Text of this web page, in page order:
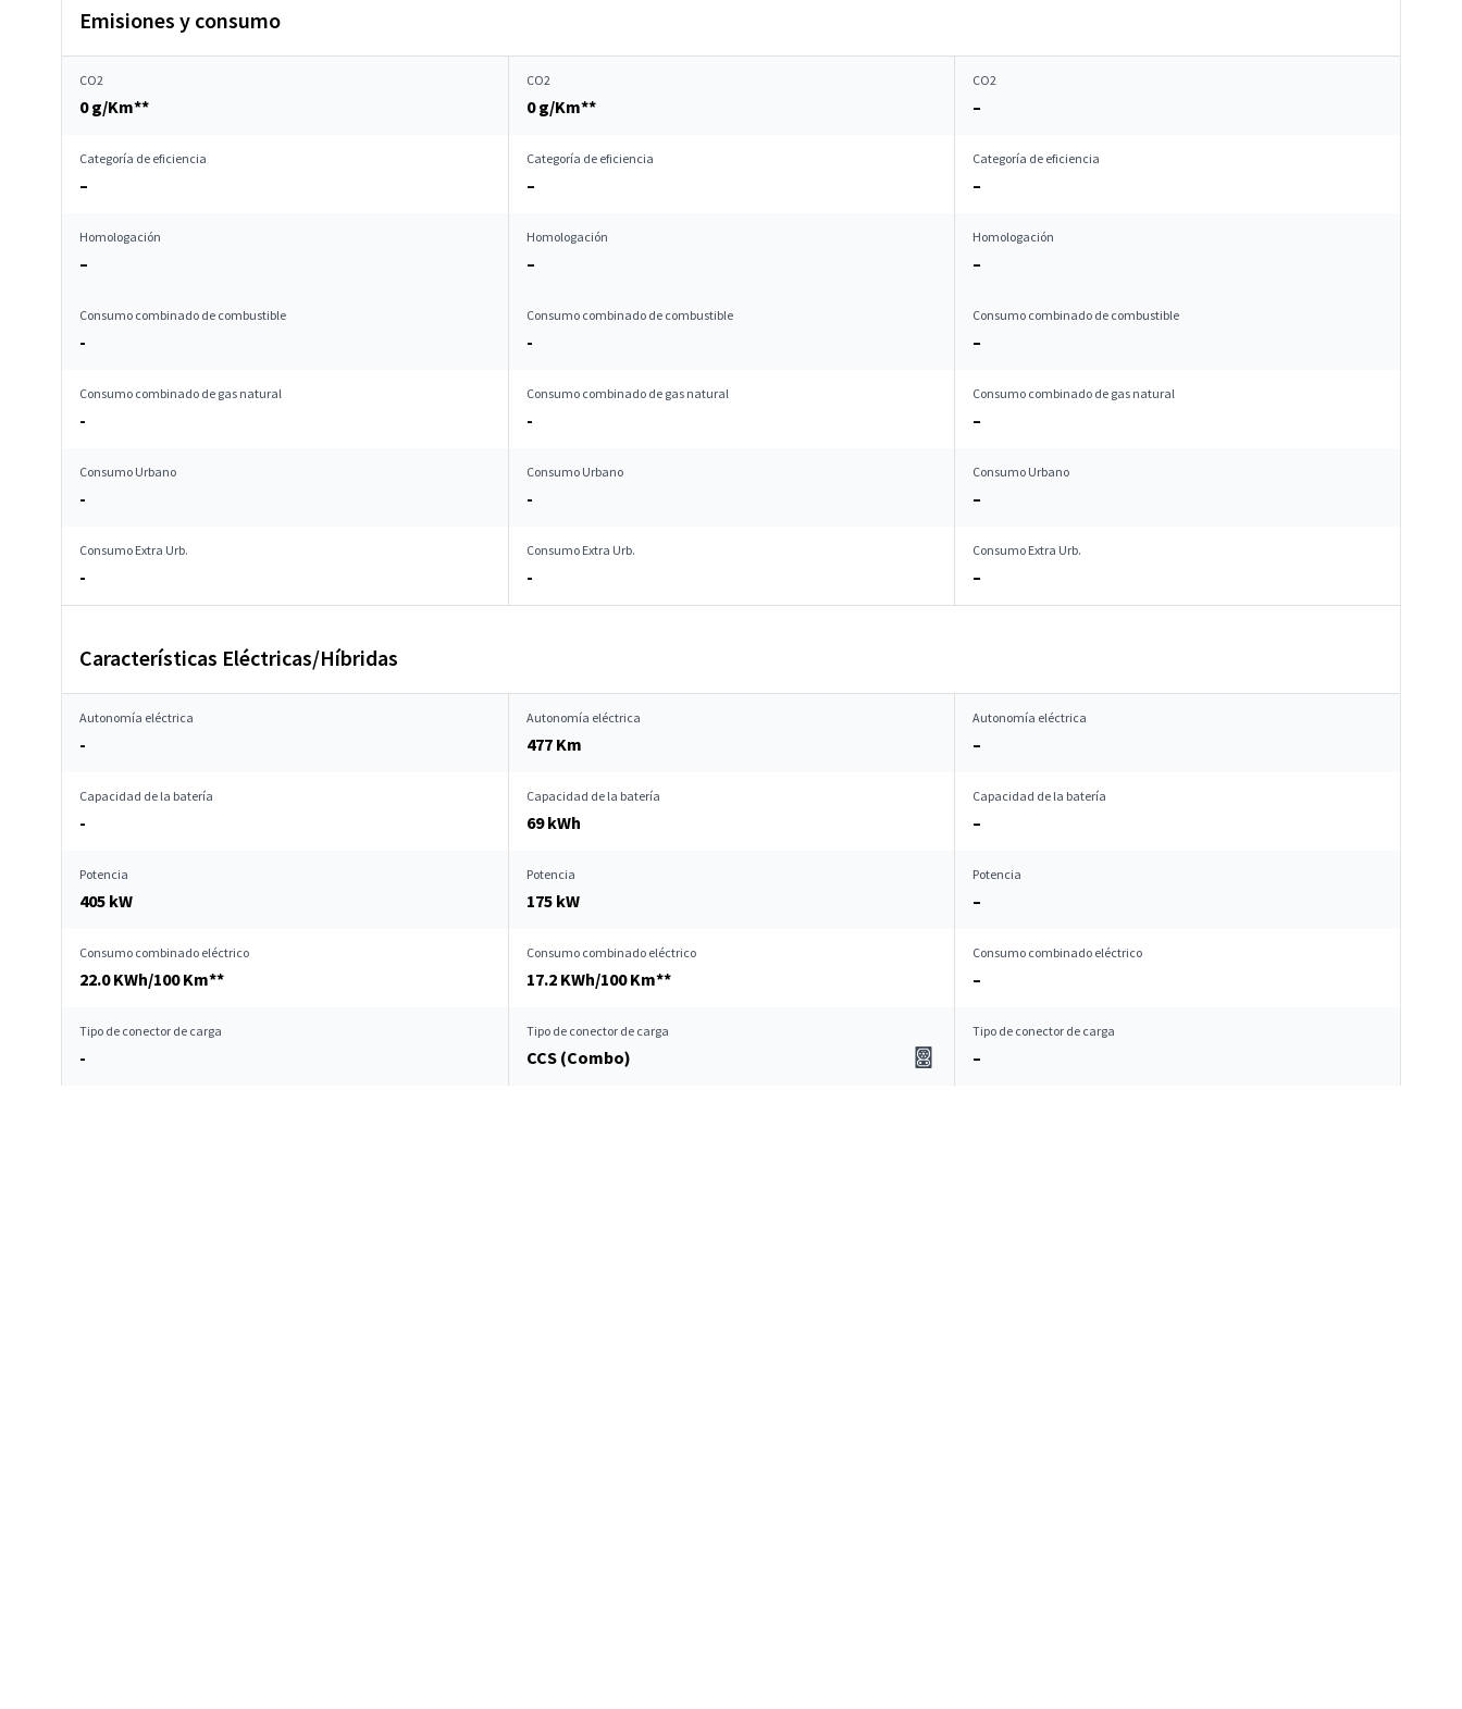
Emisiones y consumo
CO2
0 g/Km**
CO2
0 g/Km**
CO2
–
Categoría de eficiencia
–
Categoría de eficiencia
–
Categoría de eficiencia
–
Homologación
–
Homologación
–
Homologación
–
Consumo combinado de combustible
-
Consumo combinado de combustible
-
Consumo combinado de combustible
–
Consumo combinado de gas natural
-
Consumo combinado de gas natural
-
Consumo combinado de gas natural
–
Consumo Urbano
-
Consumo Urbano
-
Consumo Urbano
–
Consumo Extra Urb.
-
Consumo Extra Urb.
-
Consumo Extra Urb.
–
Características Eléctricas/Híbridas
Autonomía eléctrica
-
Autonomía eléctrica
477 Km
Autonomía eléctrica
–
Capacidad de la batería
-
Capacidad de la batería
69 kWh
Capacidad de la batería
–
Potencia
405 kW
Potencia
175 kW
Potencia
–
Consumo combinado eléctrico
22.0 KWh/100 Km**
Consumo combinado eléctrico
17.2 KWh/100 Km**
Consumo combinado eléctrico
–
Tipo de conector de carga
-
Tipo de conector de carga
CCS (Combo)
Tipo de conector de carga
–